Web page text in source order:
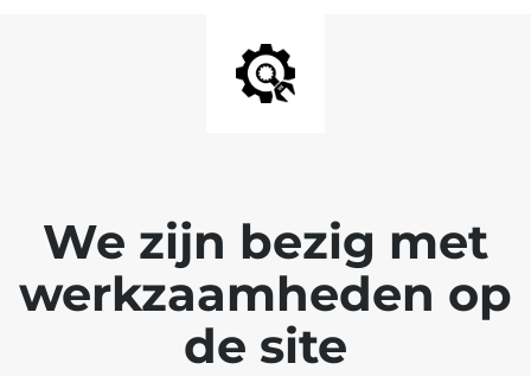
We zijn bezig met
werkzaamheden op
de site